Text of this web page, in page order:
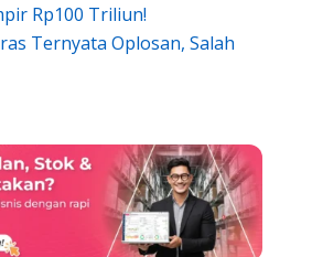
Rp100 Triliun!
Ternyata Oplosan, Salah